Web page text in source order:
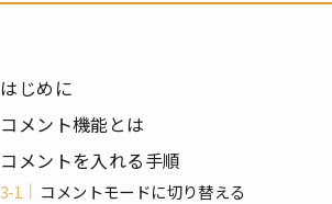
はじめに
コメント機能とは
コメントを入れる手順
コメントモードに切り替える